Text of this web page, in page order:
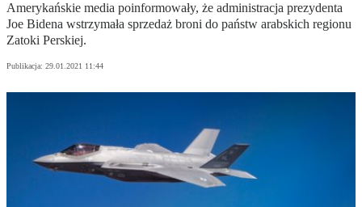
Amerykańskie media poinformowały, że administracja prezydenta
Joe Bidena wstrzymała sprzedaż broni do państw arabskich regionu
Zatoki Perskiej.
Publikacja: 29.01.2021 11:44